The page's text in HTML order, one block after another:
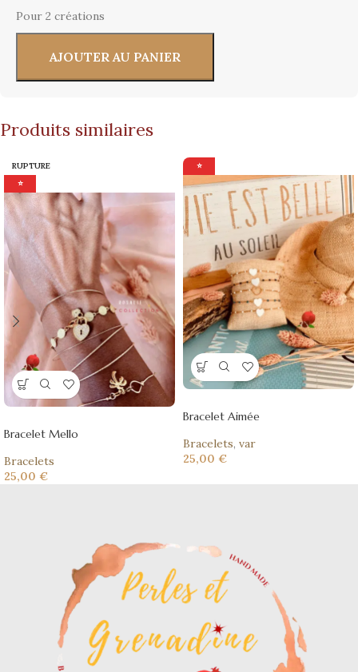
Pour 2 créations
AJOUTER AU PANIER
Produits similaires
RUPTURE
⭐
Bracelet Mello
Bracelets
25,00 €
⭐
Bracelet Aimée
Bracelets, var
25,00 €